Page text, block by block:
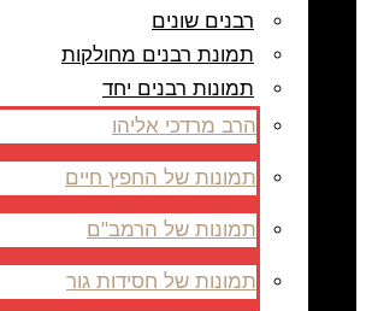
רבנים שונים
תמונת רבנים מחולקות
תמונות רבנים יחד
הרב מרדכי אליהו
תמונות של החפץ חיים
תמונות של הרמב"ם
תמונות של חסידות גור